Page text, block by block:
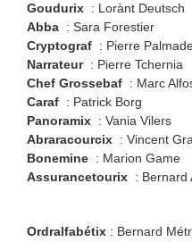
Goudurix : Lorànt Deutsch
Abba : Sara Forestier
Cryptograf : Pierre
Narrateur: Pierre Tchernia
Chef Grossebaf : Marc
Caraf : Patrick Borg
Panoramix : Vania Vilers
Abraracourcix : Vincent
Bonemine : Marion Game
Assurancetourix : Bernard
Ordralfabétix : Bernard